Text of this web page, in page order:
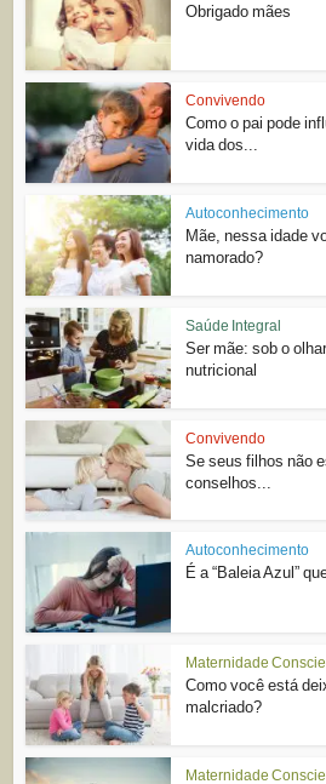
Obrigado mães
Convivendo
Como o pai pode
vida dos...
Autoconhecimento
Mãe, nessa idade
namorado?
Saúde Integral
Ser mãe: sob o
nutricional
Convivendo
Se seus filhos não
conselhos...
Autoconhecimento
É a “Baleia Azul”
Maternidade
Como você está
malcriado?
Maternidade